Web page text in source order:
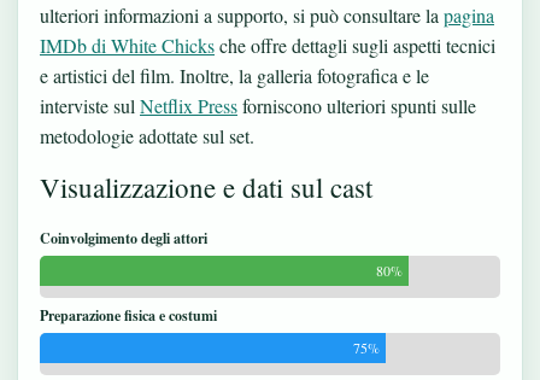
ulteriori informazioni a supporto, si può consultare la pagina
IMDb di White Chicksche offre dettagli sugli aspetti tecnici
e artistici del film. Inoltre, la galleria fotografica e le
interviste sul Netflix Pressforniscono ulteriori spunti sulle
metodologie adottate sul set.
Visualizzazione e dati sul cast
Coinvolgimento degli attori
80%
Preparazione fisica e costumi
75%